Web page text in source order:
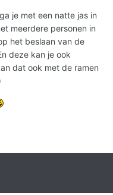
je met een natte jas in
meerdere personen in
het beslaan van de
deze kan je ook
dat ook met de ramen